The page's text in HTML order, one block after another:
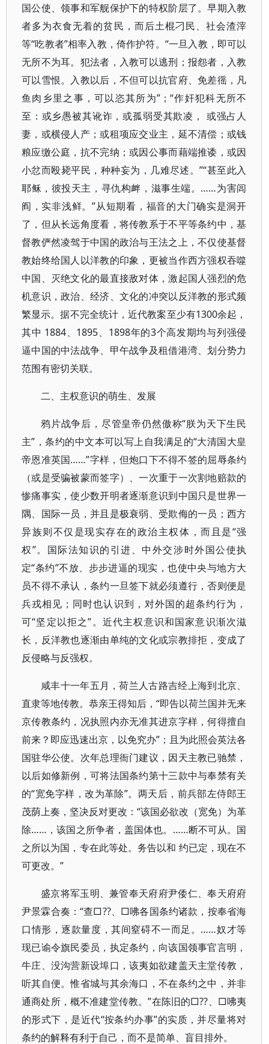
国公使、领事和军舰保护下的特权阶层了。早期入教
者多为衣食无着的贫民，而后土棍刁民、社会渣滓
等“吃教者”相率入教，倚作护符。“一旦入教，即可以
无所不为耳。犯法者，入教可以逃刑；报怨者，入教
可以雪恨。入教以后，不但可以抗官府、免差徭，凡
鱼肉乡里之事，可以恣其所为”；“作奸犯科无所不
至：或乡愚被其讹诈，或孤弱受其欺凌， 或强占人
妻，或横侵人产；或租项应交业主，延不清偿；或钱
粮应缴公庭，抗不完纳；或因公事而藉端推诿，或因
小忿而殴毙平民，种种妄为，几难尽述。”“甚至此入
耶稣，彼投天主，寻仇构衅，滋事生端。……为害闾
阎，实非浅鲜。”从短期看，福音的大门确实是洞开
了，但从长远角度看，将传教系于不平等条约中，基
督教俨然凌驾于中国的政治与王法之上，不仅使基督
教始终给国人以洋教的印象，更被当作西方强权吞噬
中国、灭绝文化的最直接敌对体，激起国人强烈的危
机意识，政治、经济、文化的冲突以反洋教的形式频
繁显示。据不完全统计，近代教案至少有1300余起，
其中 1884、1895、1898年的3个高发期均与列强侵
逼中国的中法战争、甲午战争及租借港湾、划分势力
范围有密切关联。
二、主权意识的萌生、发展
鸦片战争后，尽管皇帝仍然傲称“朕为天下生民
主”，条约的中文本可以写上自我满足的“大清国大皇
帝恩准英国……”字样，但炮口下不得不签的屈辱条约
（或是受骗被蒙而签字）、一次重于一次割地赔款的
惨痛事实，使少数开明者逐渐意识到中国只是世界一
隅、国际一员，并且是极衰弱、受欺侮的一员；西方
异族则不仅是现实存在的政治主权体，而且是“强
权”。国际法知识的引进、中外交涉时外国公使执
定“条约”不放、步步进逼的现实，也使中央与地方大
员不得不承认，条约一旦签下就必须遵行，否则便是
兵戎相见；同时也认识到，对外国的超条约行为，
可“坚定以拒之”。近代主权意识和国家意识渐次滋
长，反洋教也逐渐由单纯的文化或宗教排拒，变成了
反侵略与反强权。
咸丰十一年五月，荷兰人古路吉经上海到北京、
直隶等地传教。恭亲王得知后，“即告以荷兰国并无来
京传教条约，况执照内亦无准其进京字样，何得擅自
前来？即应迅速出京，以免究办”；且为此照会英法各
国驻华公使。次年总理衙门建议，因天主教已驰禁，
以后如修新例，可将法国条约第十三款中与奉禁有关
的“宽免字样，改为革除”。两天后，前兵部左侍郎王
茂荫上奏，坚决反对更改：“该国必欲改（宽免）为革
除……，该国之所争者，盖国体也。……断不可从。国
之所以为国，专在此等处。务告以和 约已定，现在不
可更改。”
盛京将军玉明、兼管奉天府府尹倭仁、奉天府府
尹景霖合奏：“查□??、□咈各国条约诸款，按奉省海
口情形，逐款量度，其间窒碍不一而足。……奴才等
现已谕令旗民委员，执定条约，向该国领事官言明，
牛庄、没沟营新设埠口，该夷如欲建盖天主堂传教，
听其自便。惟省城与其余海口，不在条约之中，并非
通商处所，概不准建堂传教。”在陈旧的□??、□咈夷
的形式下，是近代“按条约办事”的实质，并尽量将对
条约的解释有利于自己，而不是简单、盲目排外。